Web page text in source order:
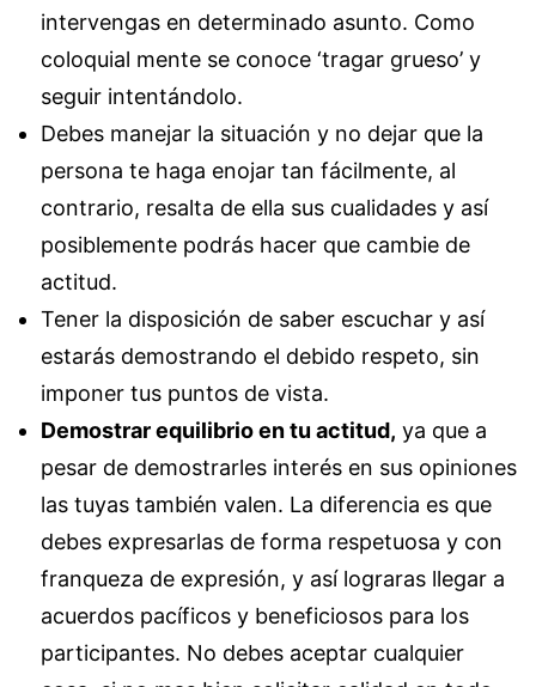
intervengas en determinado asunto. Como
coloquial mente se conoce ‘tragar grueso’ y
seguir intentándolo.
Debes manejar la situación y no dejar que la
persona te haga enojar tan fácilmente, al
contrario, resalta de ella sus cualidades y así
posiblemente podrás hacer que cambie de
actitud.
Tener la disposición de saber escuchar y así
estarás demostrando el debido respeto, sin
imponer tus puntos de vista.
Demostrar equilibrio en tu actitud, ya que a
pesar de demostrarles interés en sus opiniones
las tuyas también valen. La diferencia es que
debes expresarlas de forma respetuosa y con
franqueza de expresión, y así lograras llegar a
acuerdos pacíficos y beneficiosos para los
participantes. No debes aceptar cualquier